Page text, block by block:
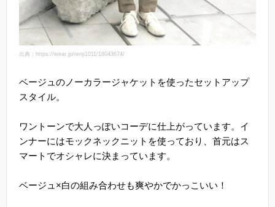
出典：https://wear.jp/renji1011/18043674/
ベージュのノーカラージャケットを使ったセットアップ
スタイル。
ワントーンで大人っぽいコーデに仕上がっています。イ
ンナーにはモックネックニットを使っており、首元はス
マートでオシャレに決まっています。
ベージュ×白の組み合わせも爽やかでかっこいい！